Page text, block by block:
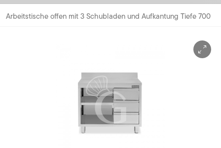
Arbeitstische offen mit 3 Schubladen und Aufkantung Tiefe 700